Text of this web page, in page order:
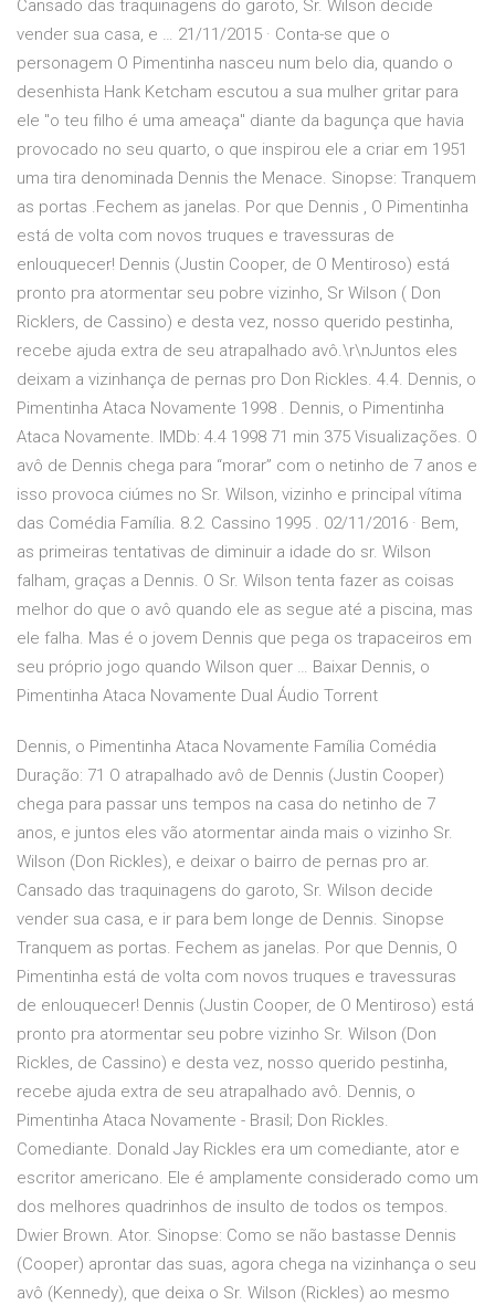
Cansado das traquinagens do garoto, Sr. Wilson decide
vender sua casa, e … 21/11/2015 · Conta-se que o
personagem O Pimentinha nasceu num belo dia, quando o
desenhista Hank Ketcham escutou a sua mulher gritar para
ele "o teu filho é uma ameaça" diante da bagunça que havia
provocado no seu quarto, o que inspirou ele a criar em 1951
uma tira denominada Dennis the Menace. Sinopse: Tranquem
as portas .Fechem as janelas. Por que Dennis , O Pimentinha
está de volta com novos truques e travessuras de
enlouquecer! Dennis (Justin Cooper, de O Mentiroso) está
pronto pra atormentar seu pobre vizinho, Sr Wilson ( Don
Ricklers, de Cassino) e desta vez, nosso querido pestinha,
recebe ajuda extra de seu atrapalhado avô.\r\nJuntos eles
deixam a vizinhança de pernas pro Don Rickles. 4.4. Dennis, o
Pimentinha Ataca Novamente 1998 . Dennis, o Pimentinha
Ataca Novamente. IMDb: 4.4 1998 71 min 375 Visualizações. O
avô de Dennis chega para “morar” com o netinho de 7 anos e
isso provoca ciúmes no Sr. Wilson, vizinho e principal vítima
das Comédia Família. 8.2. Cassino 1995 . 02/11/2016 · Bem,
as primeiras tentativas de diminuir a idade do sr. Wilson
falham, graças a Dennis. O Sr. Wilson tenta fazer as coisas
melhor do que o avô quando ele as segue até a piscina, mas
ele falha. Mas é o jovem Dennis que pega os trapaceiros em
seu próprio jogo quando Wilson quer … Baixar Dennis, o
Pimentinha Ataca Novamente Dual Áudio Torrent
Dennis, o Pimentinha Ataca Novamente Família Comédia
Duração: 71 O atrapalhado avô de Dennis (Justin Cooper)
chega para passar uns tempos na casa do netinho de 7
anos, e juntos eles vão atormentar ainda mais o vizinho Sr.
Wilson (Don Rickles), e deixar o bairro de pernas pro ar.
Cansado das traquinagens do garoto, Sr. Wilson decide
vender sua casa, e ir para bem longe de Dennis. Sinopse
Tranquem as portas. Fechem as janelas. Por que Dennis, O
Pimentinha está de volta com novos truques e travessuras
de enlouquecer! Dennis (Justin Cooper, de O Mentiroso) está
pronto pra atormentar seu pobre vizinho Sr. Wilson (Don
Rickles, de Cassino) e desta vez, nosso querido pestinha,
recebe ajuda extra de seu atrapalhado avô. Dennis, o
Pimentinha Ataca Novamente - Brasil; Don Rickles.
Comediante. Donald Jay Rickles era um comediante, ator e
escritor americano. Ele é amplamente considerado como um
dos melhores quadrinhos de insulto de todos os tempos.
Dwier Brown. Ator. Sinopse: Como se não bastasse Dennis
(Cooper) aprontar das suas, agora chega na vizinhança o seu
avô (Kennedy), que deixa o Sr. Wilson (Rickles) ao mesmo